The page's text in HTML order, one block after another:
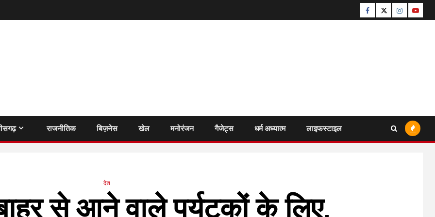
Facebook
TwitterInstagram
राजनीतिक बिज़नेस खेल मनोरंजन गैजेट्स धर्म अध्यात्म लाइफस्टाइल
देश
से आने वाले पर्यटकों के लिए,